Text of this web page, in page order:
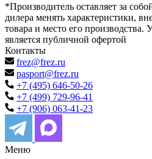
*Производитель оставляет за
дилера менять характеристики,
товара и место его производства.
является публичной офертой
Контакты
frez@frez.ru
pasport@frez.ru
+7 (495) 646-50-26
+7 (499) 729-96-41
+7 (906) 063-41-23
Меню